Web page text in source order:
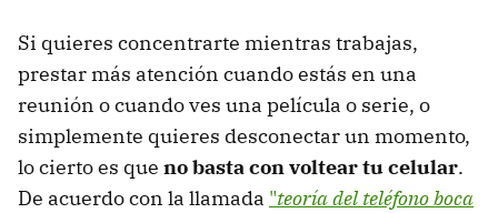
Si quieres concentrarte mientras trabajas,
prestar más atención cuando estás en una
reunión o cuando ves una película o serie, o
simplemente quieres desconectar un momento,
lo cierto es que no basta con voltear tu celular.
De acuerdo con la llamada "teoría del teléfono boca